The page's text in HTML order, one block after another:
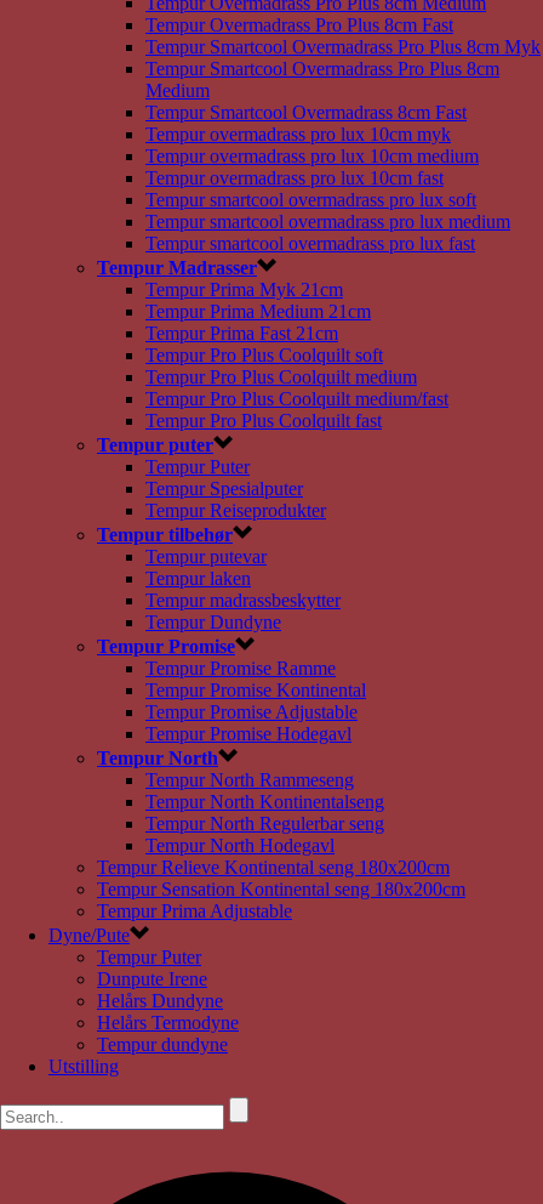
Tempur Overmadrass Pro Plus 8cm Fast
Tempur Smartcool Overmadrass Pro Plus 8cm Myk
Tempur Smartcool Overmadrass Pro Plus 8cm
Medium
Tempur Smartcool Overmadrass 8cm Fast
Tempur overmadrass pro lux 10cm myk
Tempur overmadrass pro lux 10cm medium
Tempur overmadrass pro lux 10cm fast
Tempur smartcool overmadrass pro lux soft
Tempur smartcool overmadrass pro lux medium
Tempur smartcool overmadrass pro lux fast
Tempur Madrasser
Tempur Prima Myk 21cm
Tempur Prima Medium 21cm
Tempur Prima Fast 21cm
Tempur Pro Plus Coolquilt soft
Tempur Pro Plus Coolquilt medium
Tempur Pro Plus Coolquilt medium/fast
Tempur Pro Plus Coolquilt fast
Tempur puter
Tempur Puter
Tempur Spesialputer
Tempur Reiseprodukter
Tempur tilbehør
Tempur putevar
Tempur laken
Tempur madrassbeskytter
Tempur Dundyne
Tempur Promise
Tempur Promise Ramme
Tempur Promise Kontinental
Tempur Promise Adjustable
Tempur Promise Hodegavl
Tempur North
Tempur North Rammeseng
Tempur North Kontinentalseng
Tempur North Regulerbar seng
Tempur North Hodegavl
Tempur Relieve Kontinental seng 180x200cm
Tempur Sensation Kontinental seng 180x200cm
Tempur Prima Adjustable
Dyne/Pute
Tempur Puter
Dunpute Irene
Helårs Dundyne
Helårs Termodyne
Tempur dundyne
Utstilling